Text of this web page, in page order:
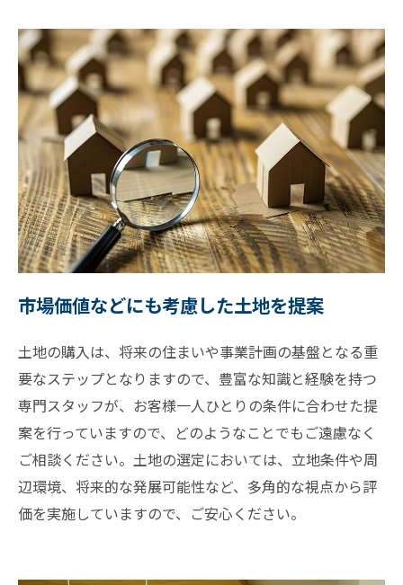
市場価値などにも考慮した土地を提案
土地の購入は、将来の住まいや事業計画の基盤となる重
要なステップとなりますので、豊富な知識と経験を持つ
専門スタッフが、お客様一人ひとりの条件に合わせた提
案を行っていますので、どのようなことでもご遠慮なく
ご相談ください。土地の選定においては、立地条件や周
辺環境、将来的な発展可能性など、多角的な視点から評
価を実施していますので、ご安心ください。